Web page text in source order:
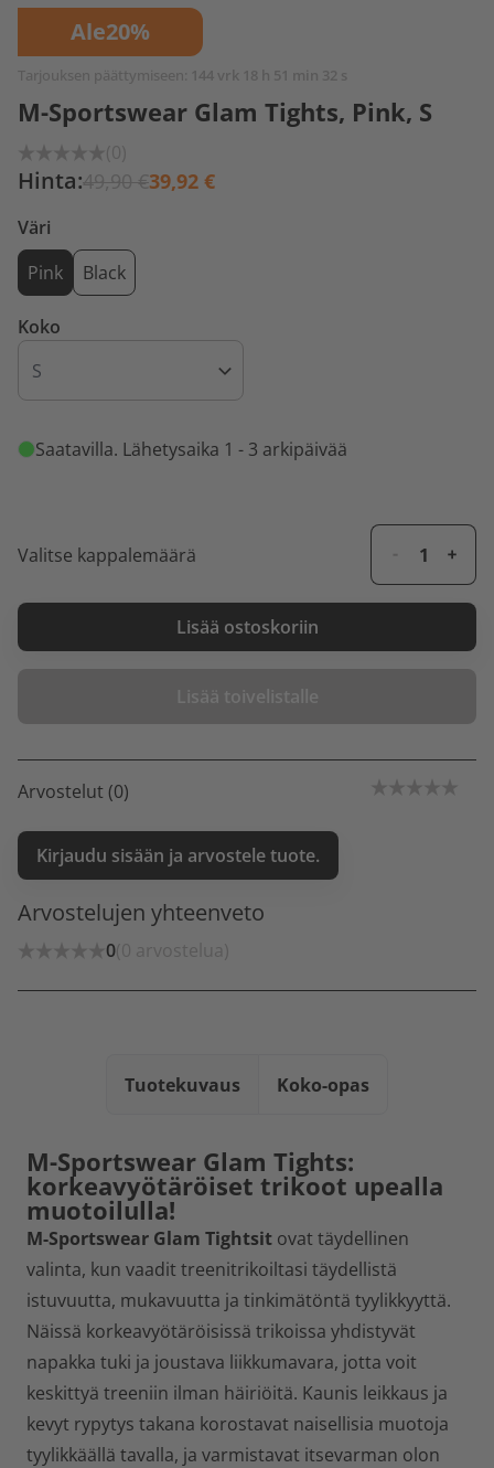
Ale20%
Tarjouksen päättymiseen: 144 vrk 18 h 51 min 32 s
M-Sportswear Glam Tights, Pink, S
(0)
Hinta:49,90 €39,92 €
Väri
Pink
Black
Koko
Saatavilla. Lähetysaika 1 - 3 arkipäivää
Valitse kappalemäärä
Lisää ostoskoriin
Lisää toivelistalle
Arvostelut (0)
Kirjaudu sisään ja arvostele tuote.
Arvostelujen yhteenveto
0(0 arvostelua)
Tuotekuvaus Koko-opas
M-Sportswear Glam Tights:
korkeavyötäröiset trikoot upealla
muotoilulla!
M-Sportswear Glam Tightsit ovat täydellinen
valinta, kun vaadit treenitrikoiltasi täydellistä
istuvuutta, mukavuutta ja tinkimätöntä tyylikkyyttä.
Näissä korkeavyötäröisissä trikoissa yhdistyvät
napakka tuki ja joustava liikkumavara, jotta voit
keskittyä treeniin ilman häiriöitä. Kaunis leikkaus ja
kevyt rypytys takana korostavat naisellisia muotoja
tyylikkäällä tavalla, ja varmistavat itsevarman olon